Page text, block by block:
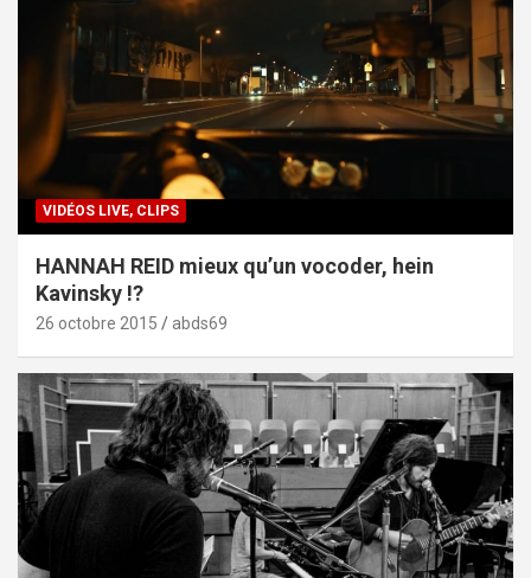
VIDÉOS LIVE, CLIPS
HANNAH REID mieux qu’un vocoder, hein
Kavinsky !?
26 octobre 2015 abds69